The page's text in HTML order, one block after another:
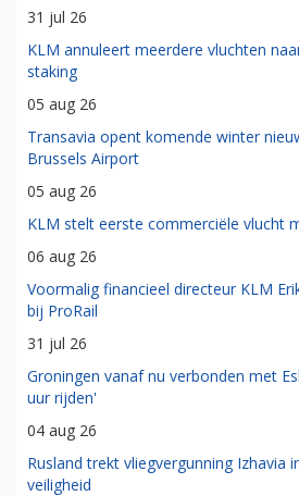
31 jul 26
KLM annuleert meerdere vluchten
staking
05 aug 26
Transavia opent komende winter
Brussels Airport
05 aug 26
KLM stelt eerste commerciële vlucht
06 aug 26
Voormalig financieel directeur KLM
bij ProRail
31 jul 26
Groningen vanaf nu verbonden met
uur rijden'
04 aug 26
Rusland trekt vliegvergunning Izhavia
veiligheid